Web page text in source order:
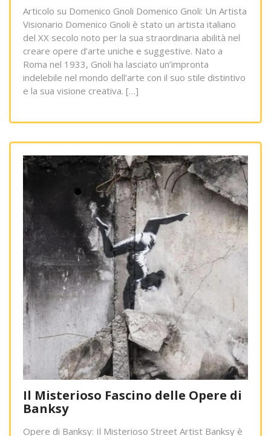
Articolo su Domenico Gnoli Domenico Gnoli: Un Artista
Visionario Domenico Gnoli è stato un artista italiano
del XX secolo noto per la sua straordinaria abilità nel
creare opere d’arte uniche e suggestive. Nato a
Roma nel 1933, Gnoli ha lasciato un’impronta
indelebile nel mondo dell’arte con il suo stile distintivo
e la sua visione creativa. […]
Il Misterioso Fascino delle Opere di
Banksy
Opere di Banksy: Il Misterioso Street Artist Banksy è